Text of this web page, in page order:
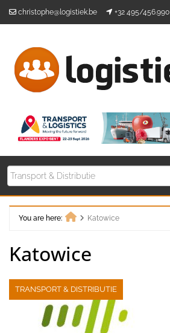
christophe@logistiek.be +32 495/456.990
You are here:
Katowice
Katowice
TRANSPORT & DISTRIBUTIE